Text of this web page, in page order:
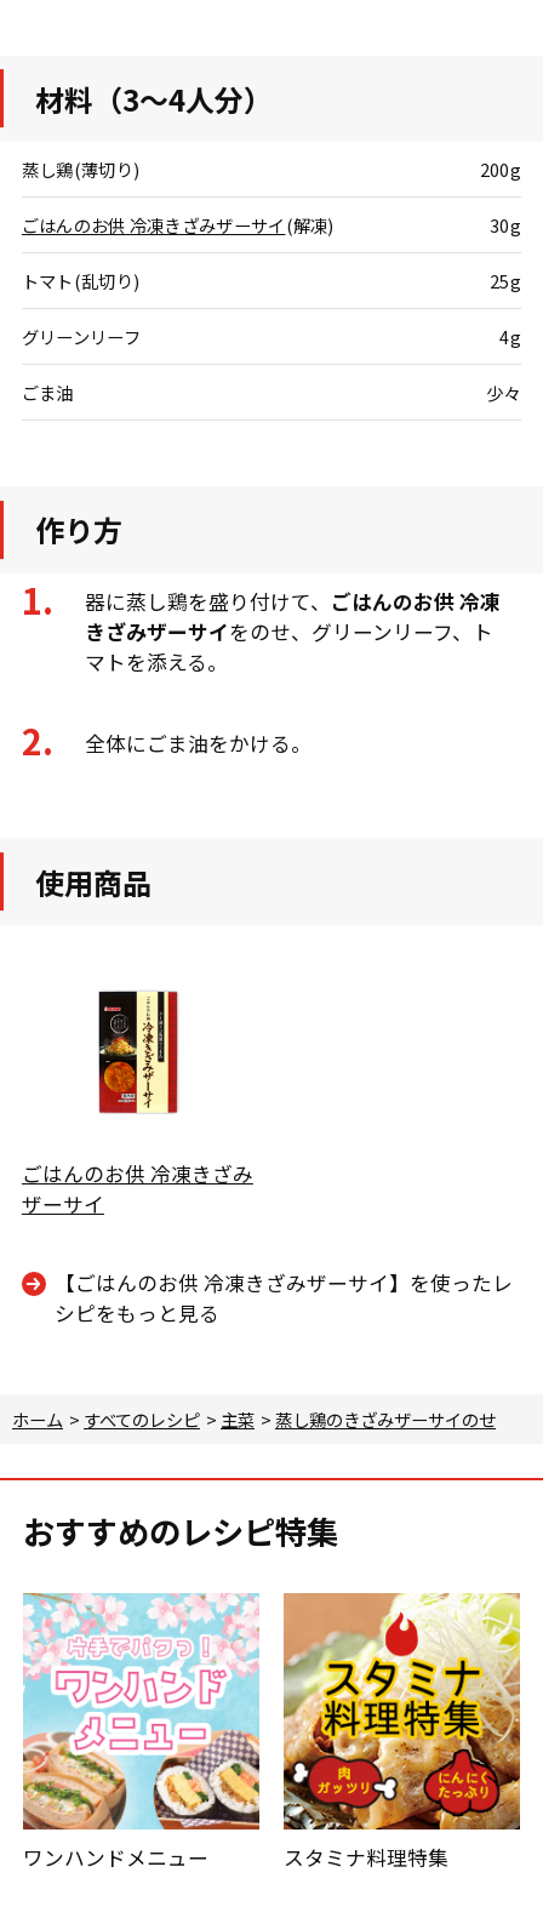
材料（3～4人分）
蒸し鶏(薄切り) 200g
ごはんのお供 冷凍きざみザーサイ(解凍) 30g
トマト(乱切り) 25g
グリーンリーフ 4g
ごま油 少々
作り方
器に蒸し鶏を盛り付けて、 ごはんのお供 冷凍
きざみザーサイをのせ、グリーンリーフ、ト
マトを添える。
全体にごま油をかける。
使用商品
ごはんのお供 冷凍きざみ
ザーサイ
【ごはんのお供 冷凍きざみザーサイ】を使ったレ
シピをもっと見る
ホーム > すべてのレシピ > 主菜 >蒸し鶏のきざみザーサイのせ
おすすめのレシピ特集
ワンハンドメニュー スタミナ料理特集